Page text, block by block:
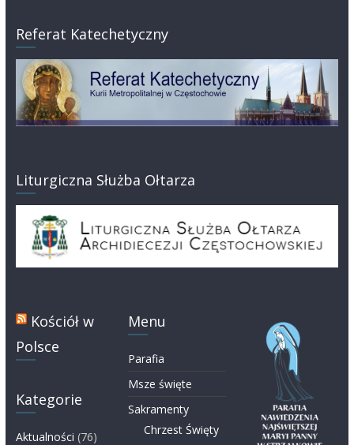
Referat Katechetyczny
Liturgiczna Służba Ołtarza
Kościół w
Polsce
Kategorie
Aktualności (76)
Menu
Parafia
Msze święte
Sakramenty
Chrzest Święty